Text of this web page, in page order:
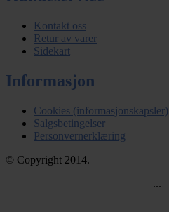
Kontakt oss
Retur av varer
Sidekart
Informasjon
Cookies (informasjonskapsler)
Salgsbetingelser
Personvernerklæring
© Copyright 2014.
...